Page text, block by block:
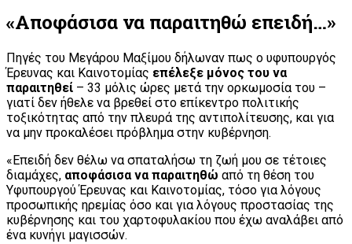
«Αποφάσισα να παραιτηθώ επειδή…»
Πηγές του Μεγάρου Μαξίμου δήλωναν πως ο υφυπουργός
Έρευνας και Καινοτομίας επέλεξε μόνος του να
παραιτηθεί – 33 μόλις ώρες μετά την ορκωμοσία του –
γιατί δεν ήθελε να βρεθεί στο επίκεντρο πολιτικής
τοξικότητας από την πλευρά της αντιπολίτευσης, και για
να μην προκαλέσει πρόβλημα στην κυβέρνηση.
«Επειδή δεν θέλω να σπαταλήσω τη ζωή μου σε τέτοιες
διαμάχες, αποφάσισα να παραιτηθώ από τη θέση του
Υφυπουργού Έρευνας και Καινοτομίας, τόσο για λόγους
προσωπικής ηρεμίας όσο και για λόγους προστασίας της
κυβέρνησης και του χαρτοφυλακίου που έχω αναλάβει από
ένα κυνήγι μαγισσών.